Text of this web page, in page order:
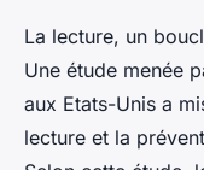
La lecture, un
Une étude menée
aux Etats-Unis a
lecture et la